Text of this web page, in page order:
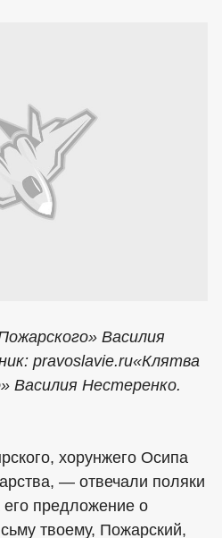
Василия
pravoslavie.ru«Клятва
Василия Нестеренко.
хорунжего Осипа
— отвечали поляки
предложение о
твоему, Пожарский,